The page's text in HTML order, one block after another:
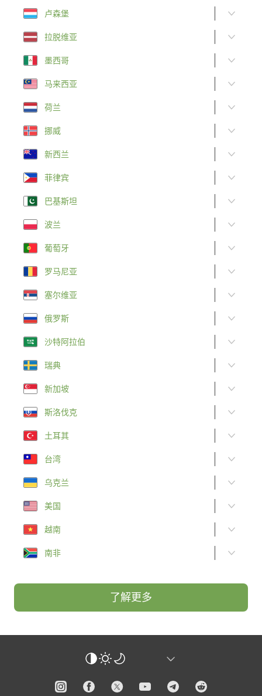
卢森堡
拉脱维亚
墨西哥
马来西亚
荷兰
挪威
新西兰
菲律宾
巴基斯坦
波兰
葡萄牙
罗马尼亚
塞尔维亚
俄罗斯
沙特阿拉伯
瑞典
新加坡
斯洛伐克
土耳其
台湾
乌克兰
美国
越南
南非
了解更多